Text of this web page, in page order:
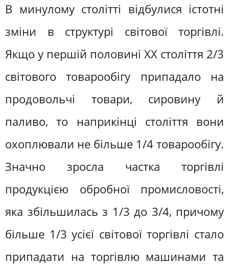
В минулому столітті відбулися істотні
зміни в структурі світової торгівлі.
Якщо у першій половині XX століття 2/3
світового товарообігу припадало на
продовольчі товари, сировину й
паливо, то наприкінці століття вони
охоплювали не більше 1/4 товарообігу.
Значно зросла частка торгівлі
продукцією обробної промисловості,
яка збільшилась з 1/3 до 3/4, причому
більше 1/3 усієї світової торгівлі стало
припадати на торгівлю машинами та